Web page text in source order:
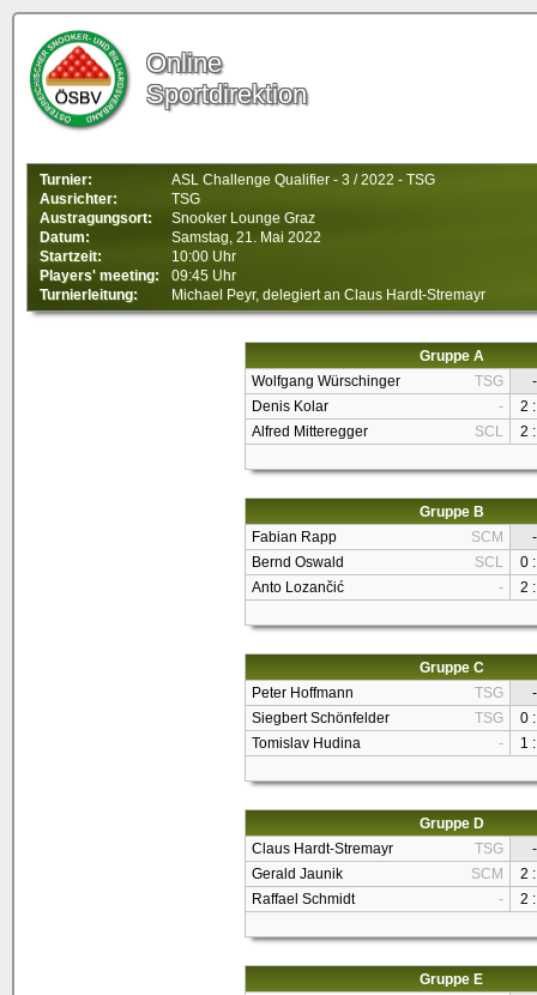
Online
Sportdirektion
Turnier:
ASL Challenge Qualifier - 3 / 2022 - TSG
Ausrichter:
TSG
Austragungsort:
Snooker Lounge Graz
Datum:
Samstag, 21. Mai 2022
Startzeit:
10:00 Uhr
Players' meeting:
09:45 Uhr
Turnierleitung:
Michael Peyr, delegiert an Claus Hardt-Stremayr
Gruppe A
Wolfgang Würschinger
TSG
-
Denis Kolar
-
2
Alfred Mitteregger
SCL 2
Gruppe B
Fabian Rapp
SCM
-
Bernd Oswald
SCL
0
Anto Lozančić
- 2
Gruppe C
Peter Hoffmann
TSG
-
Siegbert Schönfelder
TSG
0
Tomislav Hudina
- 1
Gruppe D
Claus Hardt-Stremayr
TSG
-
Gerald Jaunik
SCM
2
Raffael Schmidt
- 2
Gruppe E